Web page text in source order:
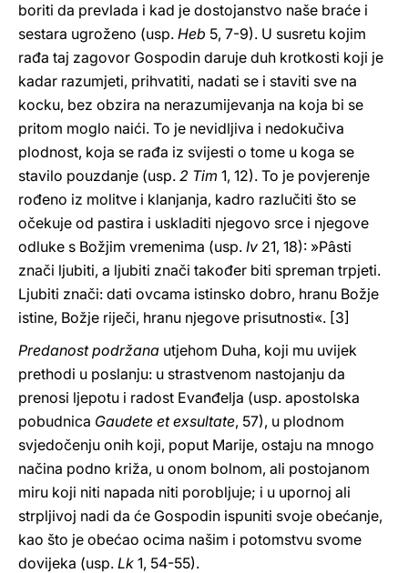
boriti da prevlada i kad je dostojanstvo naše braće i
sestara ugroženo (usp. Heb 5, 7-9). U susretu kojim
rađa taj zagovor Gospodin daruje duh krotkosti koji je
kadar razumjeti, prihvatiti, nadati se i staviti sve na
kocku, bez obzira na nerazumijevanja na koja bi se
pritom moglo naići. To je nevidljiva i nedokučiva
plodnost, koja se rađa iz svijesti o tome u koga se
stavilo pouzdanje (usp. 2 Tim 1, 12). To je povjerenje
rođeno iz molitve i klanjanja, kadro razlučiti što se
očekuje od pastira i uskladiti njegovo srce i njegove
odluke s Božjim vremenima (usp. Iv 21, 18): »Pâsti
znači ljubiti, a ljubiti znači također biti spreman trpjeti.
Ljubiti znači: dati ovcama istinsko dobro, hranu Božje
istine, Božje riječi, hranu njegove prisutnosti«. [3]
Predanost podržana utjehom Duha, koji mu uvijek
prethodi u poslanju: u strastvenom nastojanju da
prenosi ljepotu i radost Evanđelja (usp. apostolska
pobudnica Gaudete et exsultate, 57), u plodnom
svjedočenju onih koji, poput Marije, ostaju na mnogo
načina podno križa, u onom bolnom, ali postojanom
miru koji niti napada niti porobljuje; i u upornoj ali
strpljivoj nadi da će Gospodin ispuniti svoje obećanje,
kao što je obećao ocima našim i potomstvu svome
dovijeka (usp. Lk 1, 54-55).